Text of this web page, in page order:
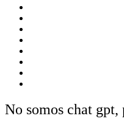
No somos chat